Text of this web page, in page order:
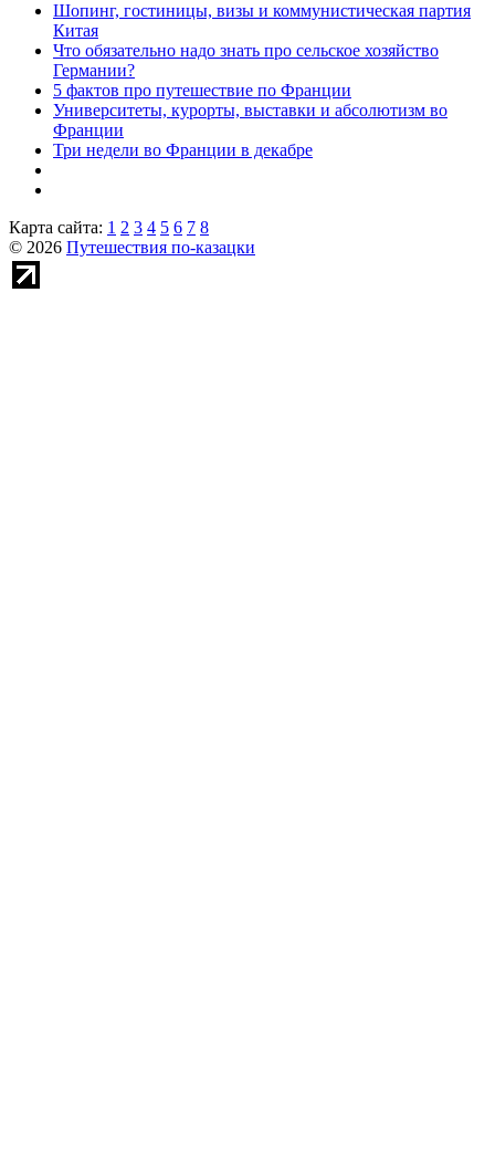
Шопинг, гостиницы, визы и коммунистическая партия
Китая
Что обязательно надо знать про сельское хозяйство
Германии?
5 фактов про путешествие по Франции
Университеты, курорты, выставки и абсолютизм во
Франции
Три недели во Франции в декабре
Карта сайта: 1 2 3 4 5 6 7 8
© 2026 Путешествия по-казацки